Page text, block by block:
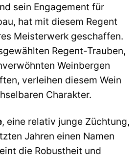
sein Engagement für
hat mit diesem Regent
Meisterwerk geschaffen.
Regent-Trauben,
Weinbergen
verleihen diesem Wein
Charakter.
, eine relativ junge Züchtung,
Jahren einen Namen
die Robustheit und